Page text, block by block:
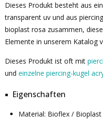
Dieses Produkt besteht aus
transparent uv und aus
bioplast rosa zusammen,
Elemente in unserem Katalog
Dieses Produkt ist oft mit
und einzelne piercing-kugel
Eigenschaften
Material: Bioflex / Bioplast